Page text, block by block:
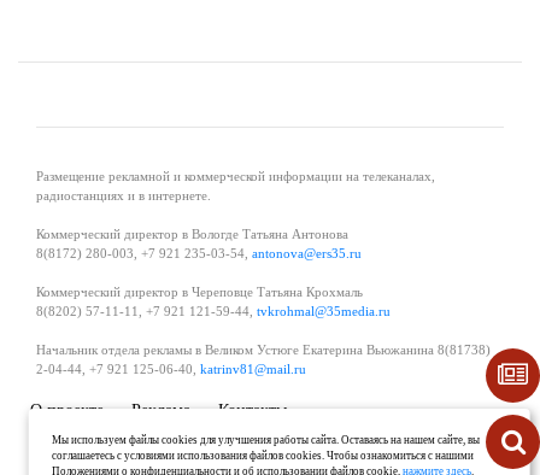
Размещение рекламной и коммерческой информации на телеканалах,
радиостанциях и в интернете.
Коммерческий директор в Вологде Татьяна Антонова
8(8172) 280-003, +7 921 235-03-54, antonova@ers35.ru
Коммерческий директор в Череповце Татьяна Крохмаль
8(8202) 57-11-11, +7 921 121-59-44, tvkrohmal@35media.ru
Начальник отдела рекламы в Великом Устюге Екатерина Вьюжанина 8(81738)
2-04-44, +7 921 125-06-40, katrinv81@mail.ru
О проекте Реклама
Контакты
Политика в области обработки и защиты персональных данных
Мы используем файлы cookies для улучшения работы сайта. Оставаясь на нашем сайте, вы
соглашаетесь с условиями использования файлов cookies. Чтобы ознакомиться с нашими
Положениями о конфиденциальности и об использовании файлов cookie,нажмите здесь.